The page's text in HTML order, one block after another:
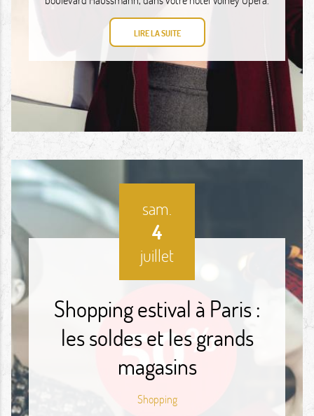
LIRE LA SUITE
sam.
4
juillet
Shopping estival à Paris :
les soldes et les grands
magasins
Shopping